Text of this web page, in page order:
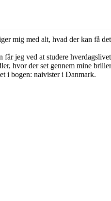
mig med alt, hvad der kan få
får jeg ved at studere
hvor der set gennem mine
i bogen: naivister i Danmark.